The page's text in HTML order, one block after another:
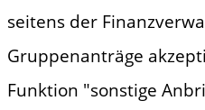
seitens der
Gruppenanträge
Funktion "sonstige